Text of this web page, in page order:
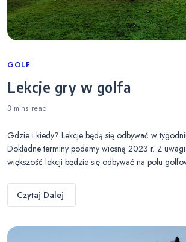
Categories
GOLF
Lekcje gry w golfa
3 mins read
Gdzie i kiedy? Lekcje będą się odbywać w
Dokładne terminy podamy wiosną 2023 r. Z
większość lekcji będzie się odbywać na polu
Czytaj Dalej